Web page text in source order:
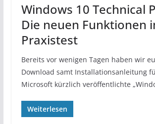
Windows 10 Technical
Die neuen Funktionen
Praxistest
Bereits vor wenigen Tagen haben wir
Download samt Installationsanleitung
Microsoft kürzlich veröffentlichte
Weiterlesen